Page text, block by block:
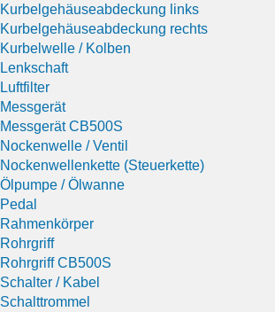
Kurbelgehäuseabdeckung links
Kurbelgehäuseabdeckung rechts
Kurbelwelle / Kolben
Lenkschaft
Luftfilter
Messgerät
Messgerät CB500S
Nockenwelle / Ventil
Nockenwellenkette (Steuerkette)
Ölpumpe / Ölwanne
Pedal
Rahmenkörper
Rohrgriff
Rohrgriff CB500S
Schalter / Kabel
Schalttrommel